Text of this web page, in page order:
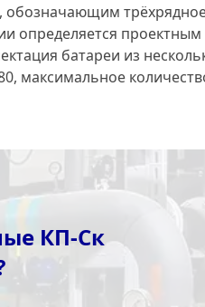
определяется
батареи из
максимальное
КП-Ск